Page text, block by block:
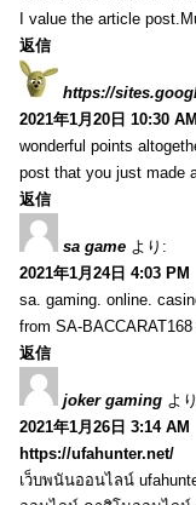
I value the article
返信
https://
2021年1月20日 10:30 AM
wonderful points
post that you just made
返信
sa game より:
2021年1月24日 4:03 PM
sa. gaming. online.
from SA-
返信
joker gaming よ
2021年1月26日 3:14 AM
https://ufahunter.net/
เว็บพนันออนไลน์